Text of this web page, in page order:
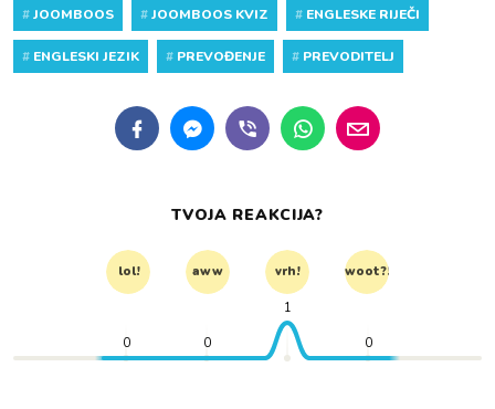
#JOOMBOOS #JOOMBOOS KVIZ # ENGLESKE RIJEČI
# ENGLESKI JEZIK # PREVOĐENJE # PREVODITELJ
TVOJA REAKCIJA?
lol! aww vrh! woot?!
0 0
1
0